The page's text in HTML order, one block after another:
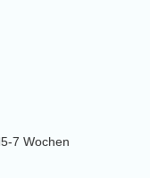
5-7 Wochen